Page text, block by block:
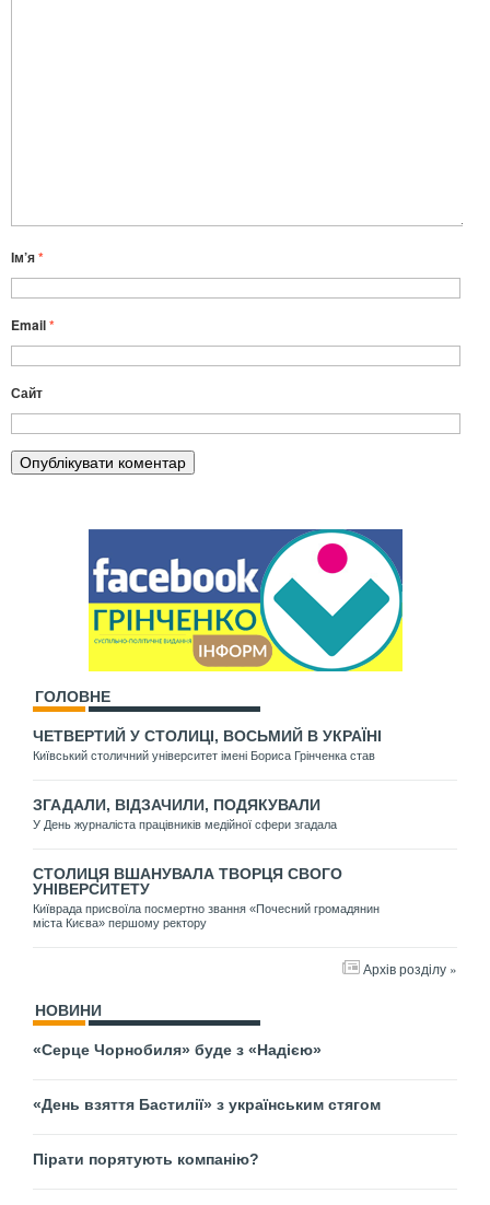
Ім’я*
Email*
Сайт
ГОЛОВНЕ
ЧЕТВЕРТИЙ У СТОЛИЦІ, ВОСЬМИЙ В УКРАЇНІ
Київський столичний університет імені Бориса Грінченка став
ЗГАДАЛИ, ВІДЗАЧИЛИ, ПОДЯКУВАЛИ
У День журналіста працівників медійної сфери згадала
СТОЛИЦЯ ВШАНУВАЛА ТВОРЦЯ СВОГО
УНІВЕРСИТЕТУ
Київрада присвоїла посмертно звання «Почесний громадянин
міста Києва» першому ректору
Архів розділу »
НОВИНИ
«Серце Чорнобиля» буде з «Надією»
«День взяття Бастилії» з українським стягом
Пірати порятують компанію?